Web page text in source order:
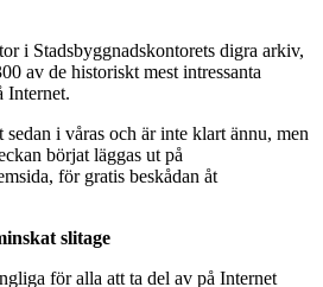
i Stadsbyggnadskontorets digra arkiv,
av de historiskt mest intressanta
Internet.
i våras och är inte klart ännu, men
börjat läggas ut på
för gratis beskådan åt
slitage
för alla att ta del av på Internet